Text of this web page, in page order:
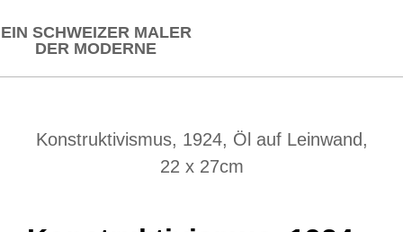
EIN SCHWEIZER MALER
DER MODERNE
Konstruktivismus, 1924, Öl auf Leinwand,
22 x 27cm